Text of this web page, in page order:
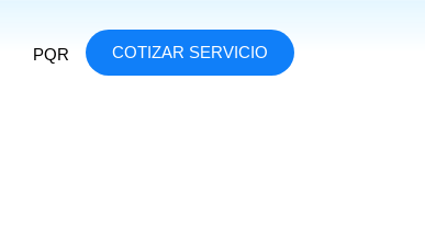
PQR COTIZAR SERVICIO